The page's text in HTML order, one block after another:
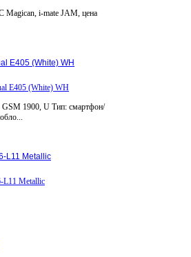
Magican, i-mate JAM, цена
E405 (White) WH
1900, U Тип: смартфон/
L11 Metallic